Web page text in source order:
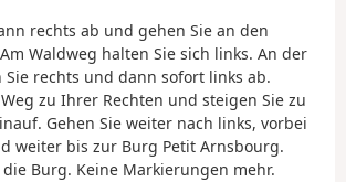
rechts ab und gehen Sie an den
Waldweg halten Sie sich links. An der
rechts und dann sofort links ab.
zu Ihrer Rechten und steigen Sie zu
Gehen Sie weiter nach links, vorbei
weiter bis zur Burg Petit Arnsbourg.
Burg. Keine Markierungen mehr.